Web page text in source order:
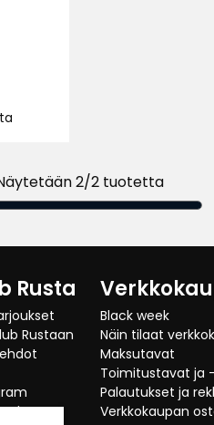
2/2 tuotetta
Rusta
Rustaan
Black week
Näin tilaat
Maksutavat
Toimitustavat ja
Palautukset ja
Verkkokaupan